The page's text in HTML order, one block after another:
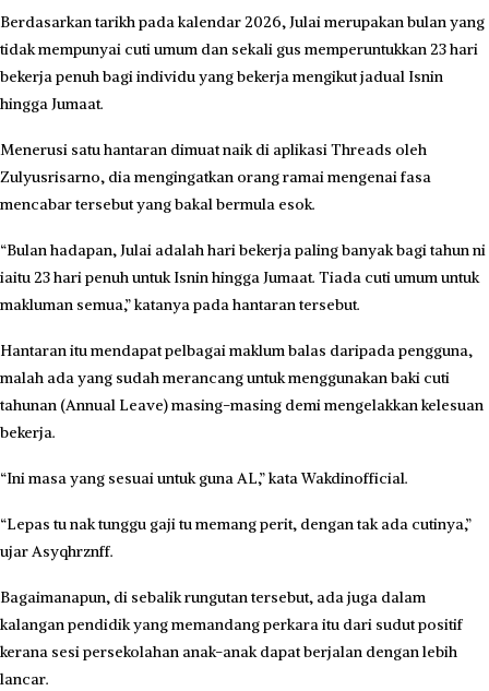
Berdasarkan tarikh pada kalendar 2026, Julai merupakan bulan yang
tidak mempunyai cuti umum dan sekali gus memperuntukkan 23 hari
bekerja penuh bagi individu yang bekerja mengikut jadual Isnin
hingga Jumaat.
Menerusi satu hantaran dimuat naik di aplikasi Threads oleh
Zulyusrisarno, dia mengingatkan orang ramai mengenai fasa
mencabar tersebut yang bakal bermula esok.
“Bulan hadapan, Julai adalah hari bekerja paling banyak bagi tahun ni
iaitu 23 hari penuh untuk Isnin hingga Jumaat. Tiada cuti umum untuk
makluman semua,” katanya pada hantaran tersebut.
Hantaran itu mendapat pelbagai maklum balas daripada pengguna,
malah ada yang sudah merancang untuk menggunakan baki cuti
tahunan (Annual Leave) masing-masing demi mengelakkan kelesuan
bekerja.
“Ini masa yang sesuai untuk guna AL,” kata Wakdinofficial.
“Lepas tu nak tunggu gaji tu memang perit, dengan tak ada cutinya,”
ujar Asyqhrznff.
Bagaimanapun, di sebalik rungutan tersebut, ada juga dalam
kalangan pendidik yang memandang perkara itu dari sudut positif
kerana sesi persekolahan anak-anak dapat berjalan dengan lebih
lancar.